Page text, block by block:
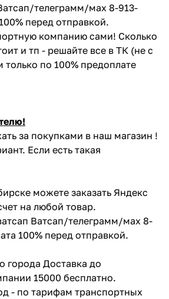
телеграмм/мах 8-913-
перед отправкой.
компанию сами! Сколько
и тп - решайте все в ТК (не с
по 100% предоплате
за покупками в наш магазин !
Если есть такая
можете заказать Яндекс
на любой товар.
Ватсап/телеграмм/мах 8-
100% перед отправкой.
города Доставка до
15000 бесплатно.
- по тарифам транспортных